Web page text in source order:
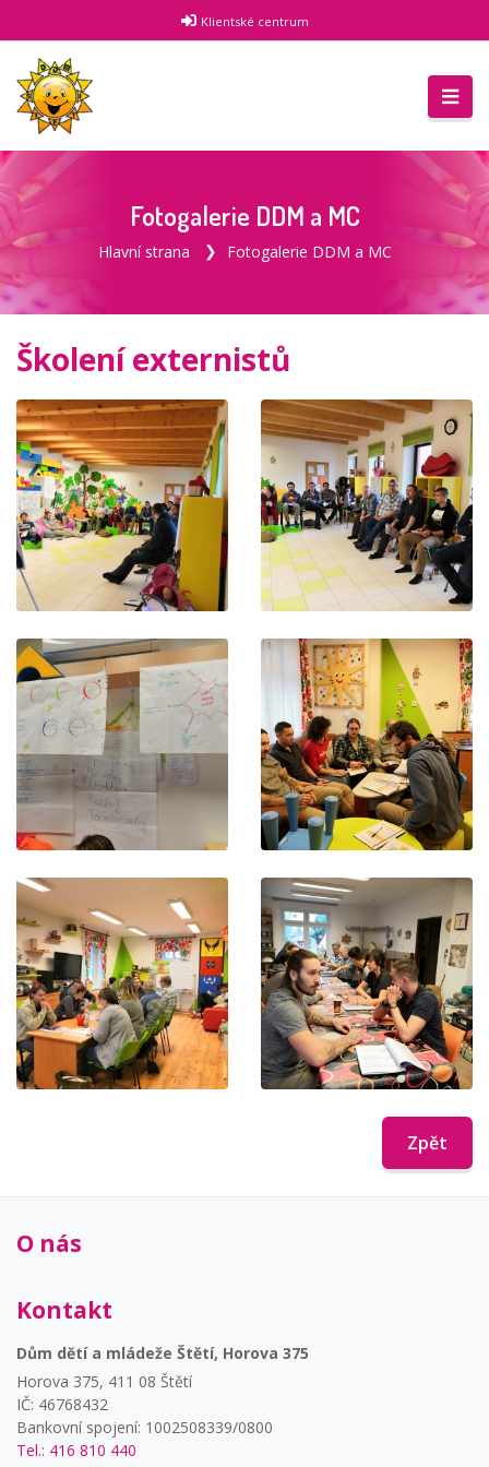
Klientské centrum
Fotogalerie DDM a MC
Hlavní strana Fotogalerie DDM a MC
Školení externistů
Zpět
O nás
Kontakt
Dům dětí a mládeže Štětí, Horova 375
Horova 375, 411 08 Štětí
IČ: 46768432
Bankovní spojení: 1002508339/0800
Tel.: 416 810 440